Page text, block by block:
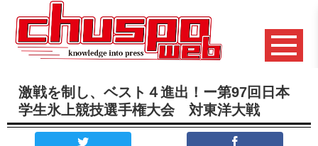
激戦を制し、ベスト４進出！ー第97回日本
学生氷上競技選手権大会 対東洋大戦